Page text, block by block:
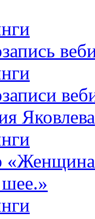
Яковлева